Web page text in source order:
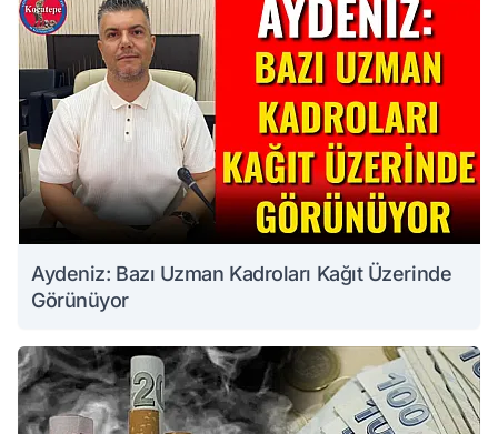
Aydeniz: Bazı Uzman Kadroları Kağıt Üzerinde
Görünüyor